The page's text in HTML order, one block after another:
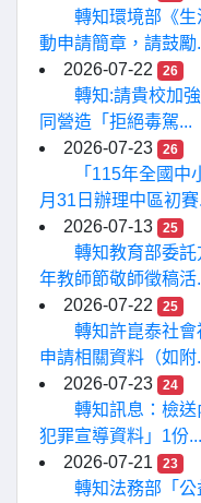
轉知環境部《
動申請簡章，請鼓勵
2026-07-22
26
轉知:請貴校加
同營造「拒絕毒駕...
2026-07-23
26
「115年全國
月31日辦理中區初賽
2026-07-13
25
轉知教育部委
年教師節敬師徵稿活
2026-07-22
25
轉知許崑泰社會
申請相關資料（如附
2026-07-23
24
轉知訊息：檢
犯罪宣導資料」1份...
2026-07-21
23
轉知法務部「